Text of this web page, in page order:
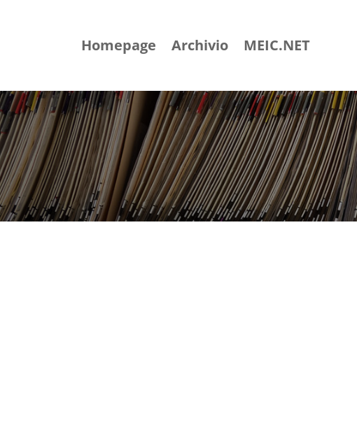
Homepage Archivio MEIC.NET